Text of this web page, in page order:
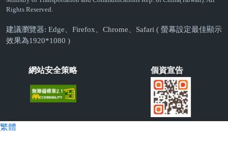
Rights Reserved.
建議瀏覽器: Edge、Firefox、Chrome、Safari ( 螢幕設定最佳顯示
效果為1920*1080 )
網站安全策略 個資宣告
繁體